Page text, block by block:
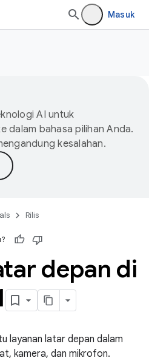
Masuk
AI untuk
dalam bahasa pilihan Anda.
kesalahan.
Rilis
depan di
layanan latar depan dalam
kamera, dan mikrofon.